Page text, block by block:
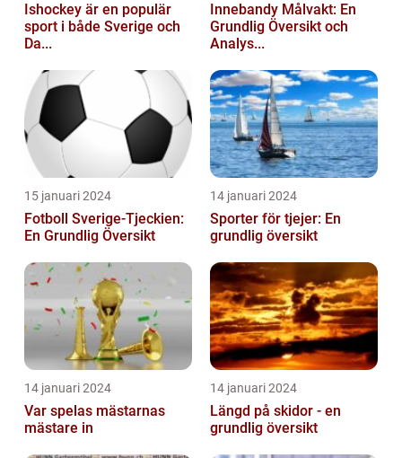
Ishockey är en populär
sport i både Sverige och
Da...
Innebandy Målvakt: En
Grundlig Översikt och
Analys...
15 januari 2024
Fotboll Sverige-Tjeckien:
En Grundlig Översikt
14 januari 2024
Sporter för tjejer: En
grundlig översikt
14 januari 2024
Var spelas mästarnas
mästare in
14 januari 2024
Längd på skidor - en
grundlig översikt